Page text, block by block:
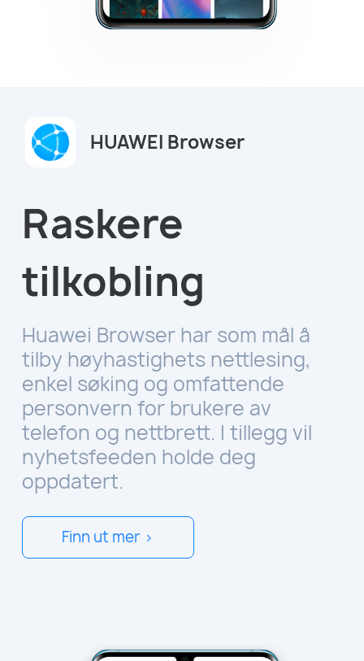
HUAWEI Browser
Raskere
tilkobling
Huawei Browser har som mål å
tilby høyhastighets nettlesing,
enkel søking og omfattende
personvern for brukere av
telefon og nettbrett. I tillegg vil
nyhetsfeeden holde deg
oppdatert.
Finn ut mer >